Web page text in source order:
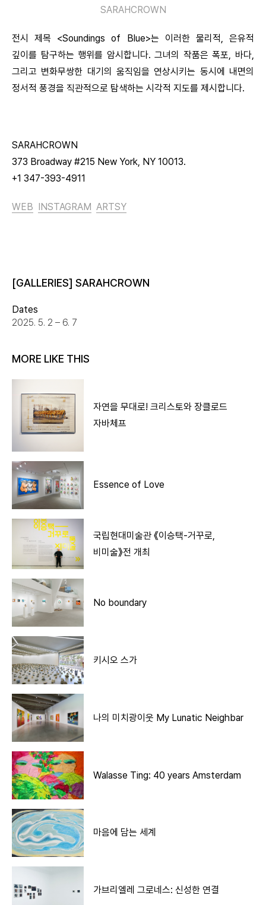
SARAHCROWN
전시 제목 <Soundings of Blue>는 이러한 물리적, 은유적
깊이를 탐구하는 행위를 암시합니다. 그녀의 작품은 폭포, 바다,
그리고 변화무쌍한 대기의 움직임을 연상시키는 동시에 내면의
정서적 풍경을 직관적으로 탐색하는 시각적 지도를 제시합니다.
SARAHCROWN
373 Broadway #215 New York, NY 10013.
+1 347-393-4911
WEB INSTAGRAM ARTSY
[GALLERIES] SARAHCROWN
Dates
2025. 5. 2 – 6. 7
MORE LIKE THIS
자연을 무대로! 크리스토와 장클로드
자바체프
Essence of Love
국립현대미술관 《이승택-거꾸로,
비미술》전 개최
No boundary
키시오 스가
나의 미치광이웃 My Lunatic Neighbar
Walasse Ting: 40 years Amsterdam
마음에 담는 세계
가브리엘레 그로네스: 신성한 연결